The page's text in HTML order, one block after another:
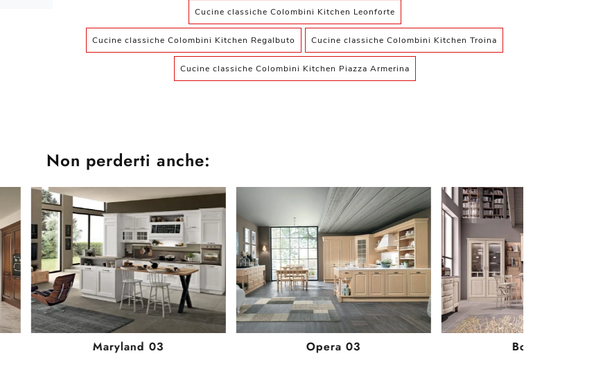
Cucine classiche Colombini Kitchen Leonforte
Cucine classiche Colombini Kitchen Regalbuto Cucine classiche Colombini Kitchen Troina
Cucine classiche Colombini Kitchen Piazza Armerina
Non perderti anche:
Maryland 03 Opera 03 Borgo 08